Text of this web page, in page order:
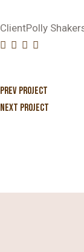
ClientPolly
Prev Project
Next Project